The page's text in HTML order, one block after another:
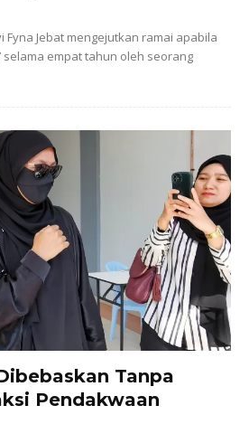
Fyna Jebat mengejutkan ramai apabila
selama empat tahun oleh seorang
Tanpa
Pendakwaan